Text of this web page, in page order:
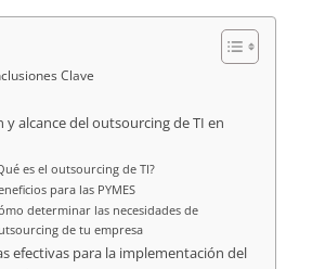
Clave
y alcance del outsourcing de TI en
es el outsourcing de TI?
para las PYMES
determinar las necesidades de
de tu empresa
efectivas para la implementación del